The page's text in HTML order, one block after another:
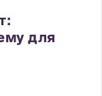
для